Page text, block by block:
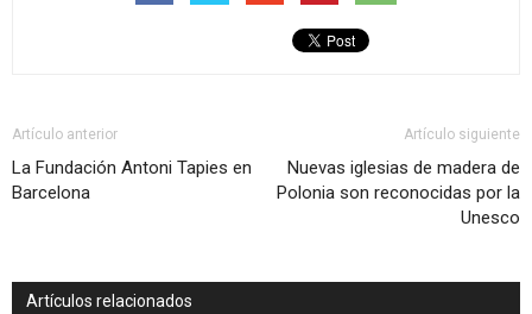
Artículo anterior
La Fundación Antoni Tapies en
Barcelona
Artículo siguiente
Nuevas iglesias de madera de
Polonia son reconocidas por la
Unesco
Artículos relacionados